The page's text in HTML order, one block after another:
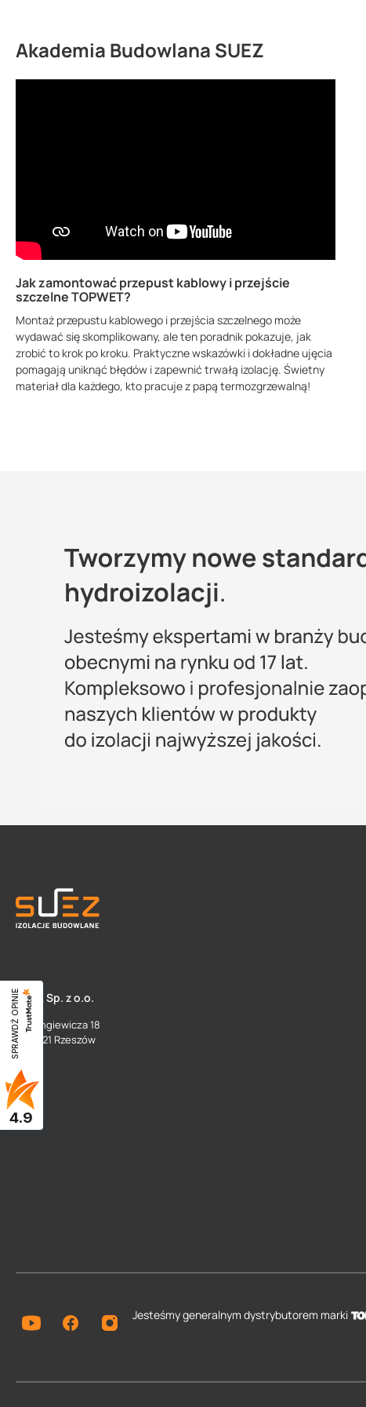
Akademia Budowlana SUEZ
Jak zamontować przepust kablowy i przejście
szczelne TOPWET?
Montaż przepustu kablowego i przejścia szczelnego może
wydawać się skomplikowany, ale ten poradnik pokazuje, jak
zrobić to krok po kroku. Praktyczne wskazówki i dokładne ujęcia
pomagają uniknąć błędów i zapewnić trwałą izolację. Świetny
materiał dla każdego, kto pracuje z papą termozgrzewalną!
SUEZ Sp. z o.o.
ul. Langiewicza 18
35 - 021 Rzeszów
Jesteśmy generalnym dystrybutorem marki
SPRAWDŹ OPINIE
4.9